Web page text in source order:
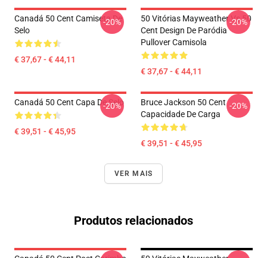
Canadá 50 Cent Camiseta De
Selo
€ 37,67 - € 44,11
-20%
50 Vitórias Mayweather Vs 50
Cent Design De Paródia
Pullover Camisola
€ 37,67 - € 44,11
-20%
Canadá 50 Cent Capa De Selo
€ 39,51 - € 45,95
-20%
Bruce Jackson 50 Cent
Capacidade De Carga
€ 39,51 - € 45,95
-20%
VER MAIS
Produtos relacionados